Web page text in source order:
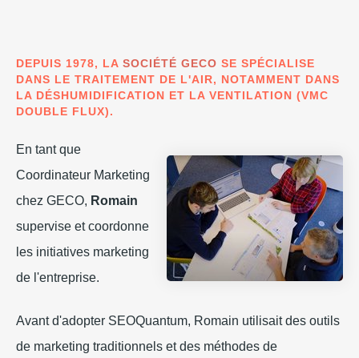
DEPUIS 1978, LA SOCIÉTÉ GECO SE SPÉCIALISE
DANS LE TRAITEMENT DE L'AIR, NOTAMMENT DANS
LA DÉSHUMIDIFICATION ET LA VENTILATION (VMC
DOUBLE FLUX).
En tant que
Coordinateur Marketing
chez GECO, Romain
supervise et coordonne
les initiatives marketing
de l'entreprise.
Avant d'adopter SEOQuantum, Romain utilisait des outils
de marketing traditionnels et des méthodes de